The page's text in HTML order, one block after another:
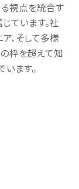
る視点を統合す
ています。社
、そして多様
枠を超えて知
ます。